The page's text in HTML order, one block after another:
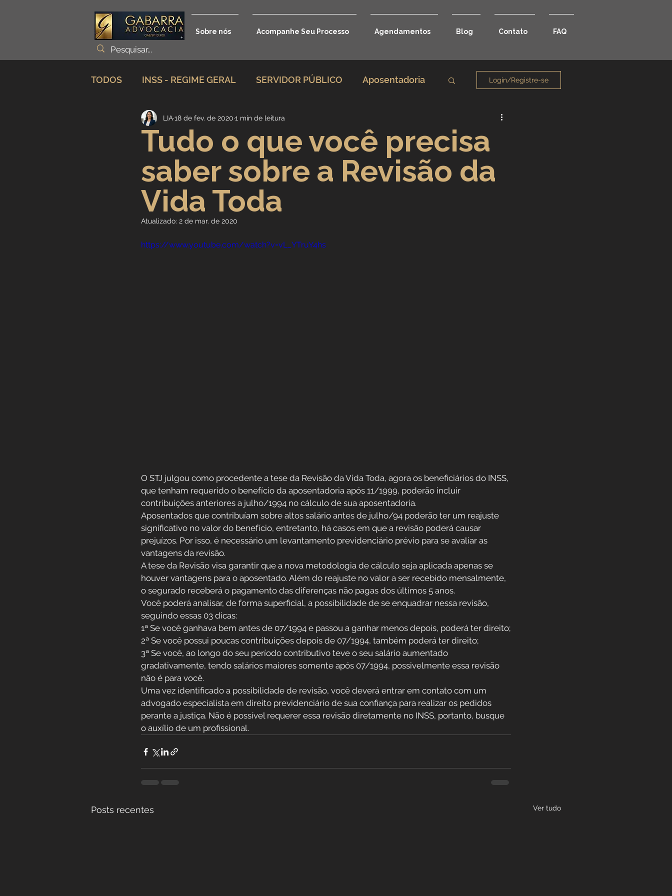
Sobre nós Acompanhe Seu Processo Agendamentos Blog Contato FAQ
TODOS INSS - REGIME GERAL SERVIDOR PÚBLICO Aposentadoria
Planejamento Previdenciário Direito Previdenciário
Incapacidade / Auxílio Benefícios por incapacidade
Aposentadoria Especial Aposentadoria por idade
Previdência Internacional Direitos Sociais
Login/Registre-se
Tudo o que você precisa
saber sobre a Revisão da
Vida Toda
LIA18 de fev. de 2020 1 min de leitura
Atualizado: 2 de mar. de 2020
https://www.youtube.com/watch?v=vL_YTruY4hs
O STJ julgou como procedente a tese da Revisão da Vida Toda, agora os beneficiários do INSS,
que tenham requerido o benefício da aposentadoria após 11/1999, poderão incluir
contribuições anteriores a julho/1994 no cálculo de sua aposentadoria.
Aposentados que contribuíam sobre altos salário antes de julho/94 poderão ter um reajuste
significativo no valor do benefício, entretanto, há casos em que a revisão poderá causar
prejuízos. Por isso, é necessário um levantamento previdenciário prévio para se avaliar as
vantagens da revisão.
A tese da Revisão visa garantir que a nova metodologia de cálculo seja aplicada apenas se
houver vantagens para o aposentado. Além do reajuste no valor a ser recebido mensalmente,
o segurado receberá o pagamento das diferenças não pagas dos últimos 5 anos.
Você poderá analisar, de forma superficial, a possibilidade de se enquadrar nessa revisão,
seguindo essas 03 dicas:
1ª Se você ganhava bem antes de 07/1994 e passou a ganhar menos depois, poderá ter direito;
2ª Se você possui poucas contribuições depois de 07/1994, também poderá ter direito;
3ª Se você, ao longo do seu período contributivo teve o seu salário aumentado
gradativamente, tendo salários maiores somente após 07/1994, possivelmente essa revisão
não é para você.
Uma vez identificado a possibilidade de revisão, você deverá entrar em contato com um
advogado especialista em direito previdenciário de sua confiança para realizar os pedidos
perante a justiça. Não é possível requerer essa revisão diretamente no INSS, portanto, busque
o auxílio de um profissional.
Posts recentes Ver tudo